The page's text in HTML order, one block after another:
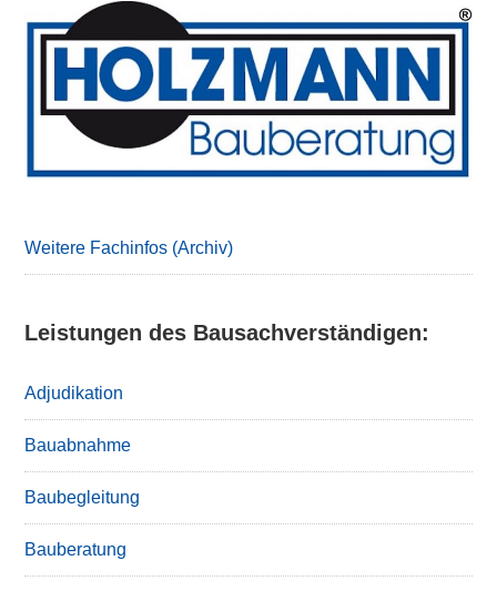
Primary
Sidebar
Weitere Fachinfos (Archiv)
Leistungen des Bausachverständigen:
Adjudikation
Bauabnahme
Baubegleitung
Bauberatung